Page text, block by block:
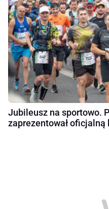
Jubileusz na sportowo.
zaprezentował oficjalną